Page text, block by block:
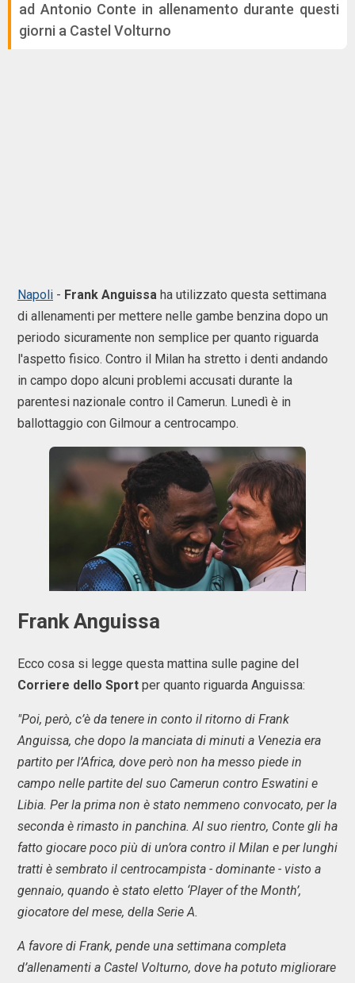
ad Antonio Conte in allenamento durante questi
giorni a Castel Volturno
Napoli - Frank Anguissa ha utilizzato questa settimana
di allenamenti per mettere nelle gambe benzina dopo un
periodo sicuramente non semplice per quanto riguarda
l'aspetto fisico. Contro il Milan ha stretto i denti andando
in campo dopo alcuni problemi accusati durante la
parentesi nazionale contro il Camerun. Lunedì è in
ballottaggio con Gilmour a centrocampo.
Frank Anguissa
Ecco cosa si legge questa mattina sulle pagine del
Corriere dello Sport per quanto riguarda Anguissa:
"Poi, però, c’è da tenere in conto il ritorno di Frank
Anguissa, che dopo la manciata di minuti a Venezia era
partito per l’Africa, dove però non ha messo piede in
campo nelle partite del suo Camerun contro Eswatini e
Libia. Per la prima non è stato nemmeno convocato, per la
seconda è rimasto in panchina. Al suo rientro, Conte gli ha
fatto giocare poco più di un’ora contro il Milan e per lunghi
tratti è sembrato il centrocampista - dominante - visto a
gennaio, quando è stato eletto ‘Player of the Month’,
giocatore del mese, della Serie A.
A favore di Frank, pende una settimana completa
d’allenamenti a Castel Volturno, dove ha potuto migliorare